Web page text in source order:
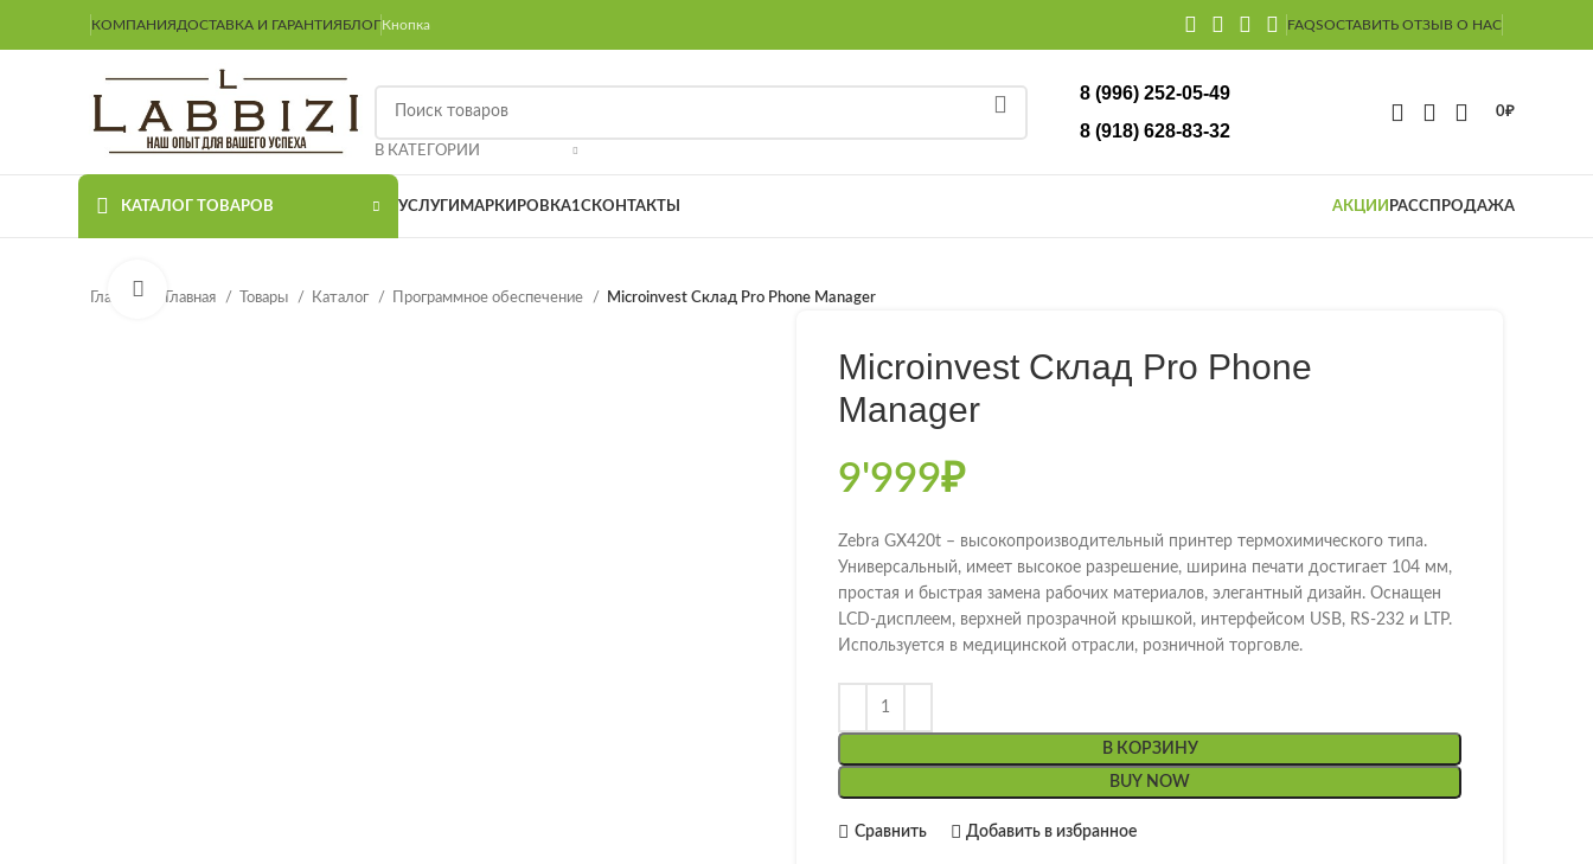
КОМПАНИЯДОСТАВКА И ГАРАНТИЯБЛОГКнопка FAQSОСТАВИТЬ ОТЗЫВ О НАС
В КАТЕГОРИИ
8 (996) 252-05-49
8 (918) 628-83-32
0₽
КАТАЛОГ ТОВАРОВ УСЛУГИ МАРКИРОВКА1СКОНТАКТЫ АКЦИИ РАССПРОДАЖА
Главная Главная Товары Каталог Программное обеспечение Microinvest Склад Pro Phone Manager
Нажмите, чтобы увеличить
Microinvest Склад Pro Phone
Manager
9'999₽
Zebra GX420t – высокопроизводительный принтер термохимического типа.
Универсальный, имеет высокое разрешение, ширина печати достигает 104 мм,
простая и быстрая замена рабочих материалов, элегантный дизайн. Оснащен
LCD-дисплеем, верхней прозрачной крышкой, интерфейсом USB, RS-232 и LTP.
Используется в медицинской отрасли, розничной торговле.
В КОРЗИНУ
BUY NOW
Сравнить Добавить в избранное